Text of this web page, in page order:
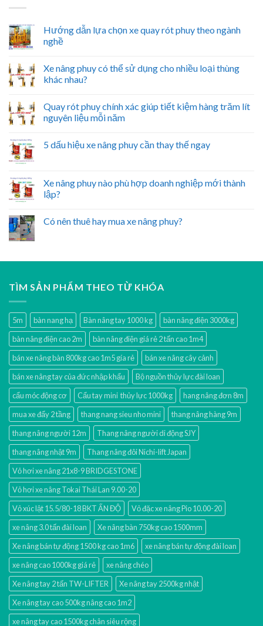
Hướng dẫn lựa chọn xe quay rót phuy theo ngành
nghề
Xe nâng phuy có thể sử dụng cho nhiều loại thùng
khác nhau?
Quay rót phuy chính xác giúp tiết kiệm hàng trăm lít
nguyên liệu mỗi năm
5 dấu hiệu xe nâng phuy cần thay thế ngay
Xe nâng phuy nào phù hợp doanh nghiệp mới thành
lập?
Có nên thuê hay mua xe nâng phuy?
TÌM SẢN PHẨM THEO TỪ KHÓA
5m bàn nang hạ Bàn nâng tay 1000 kg
bàn nâng điện 3000kg
bàn nâng điện cao 2m
bàn nâng điện giá rẻ 2 tấn cao 1m4
bán xe nâng bàn 800kg cao 1m5 gía rẻ
bán xe nâng cây cảnh
bán xe nâng tay của đức nhập khẩu
Bộ nguồn thủy lực đài loan
cẩu móc động cơ
Cẩu tay mini thủy lực 1000kg
hang nâng đơn 8m
mua xe đẩy 2 tầng
thang nang sieu nho mini
thang nâng hàng 9m
thang nâng người 12m
Thang nâng người di động SJY
thang nâng nhật 9m
Thang nâng đôi Nichi-lift Japan
Vỏ hơi xe nâng 21x8-9 BRIDGESTONE
Vỏ hơi xe nâng Tokai Thái Lan 9.00-20
Vỏ xúc lật 15.5/80-18 BKT ẤN ĐỘ
Vỏ đặc xe nâng Pio 10.00-20
xe nâng 3.0 tấn đài loan
Xe nâng bàn 750kg cao 1500mm
Xe nâng bán tự động 1500 kg cao 1m6
xe nâng bán tự động đài loan
xe nâng cao 1000kg giá rẻ
xe nâng chéo
Xe nâng tay 2 tấn TW-LIFTER
Xe nâng tay 2500kg nhật
Xe nâng tay cao 500kg nâng cao 1m2
xe nâng tay cao 1500kg chân siêu rộng